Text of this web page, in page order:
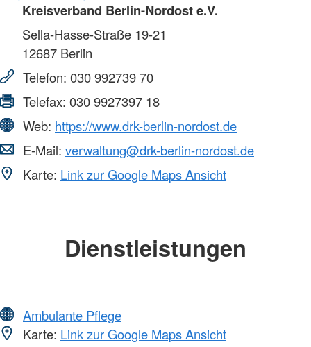
Kreisverband Berlin-Nordost e.V.
Sella-Hasse-Straße 19-21
12687 Berlin
Telefon: 030 992739 70
Telefax: 030 9927397 18
Web: https://www.drk-berlin-nordost.de
E-Mail: verwaltung@drk-berlin-nordost.de
Karte: Link zur Google Maps Ansicht
Dienstleistungen
Ambulante Pflege
Karte: Link zur Google Maps Ansicht